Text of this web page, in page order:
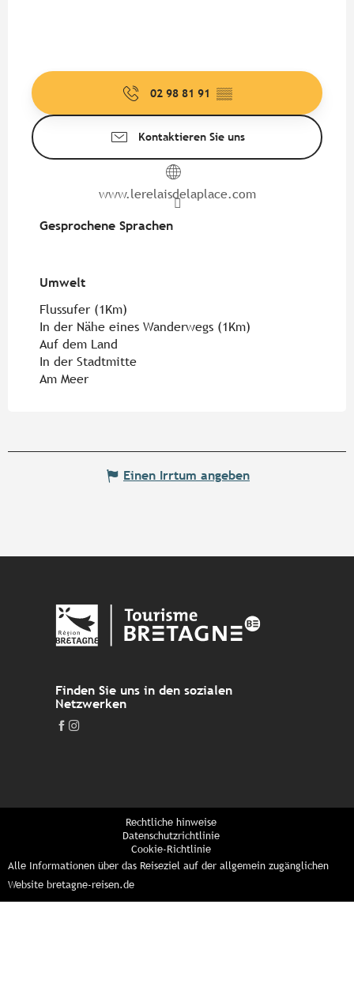
02 98 81 91 ▒▒
Kontaktieren Sie uns
www.lerelaisdelaplace.com
Gesprochene Sprachen
Gesprochene Sprachen
Umwelt
Umwelt
Flussufer (1Km)
In der Nähe eines Wanderwegs (1Km)
Auf dem Land
In der Stadtmitte
Am Meer
Einen Irrtum angeben
Finden Sie uns in den sozialen
Netzwerken
Rechtliche hinweise
Datenschutzrichtlinie
Cookie-Richtlinie
Alle Informationen über das Reiseziel auf der allgemein zugänglichen
Website bretagne-reisen.de